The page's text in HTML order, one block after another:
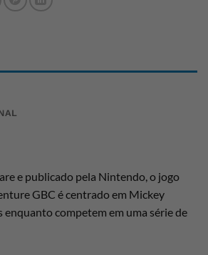
e publicado pela Nintendo, o jogo
GBC é centrado em Mickey
enquanto competem em uma série de